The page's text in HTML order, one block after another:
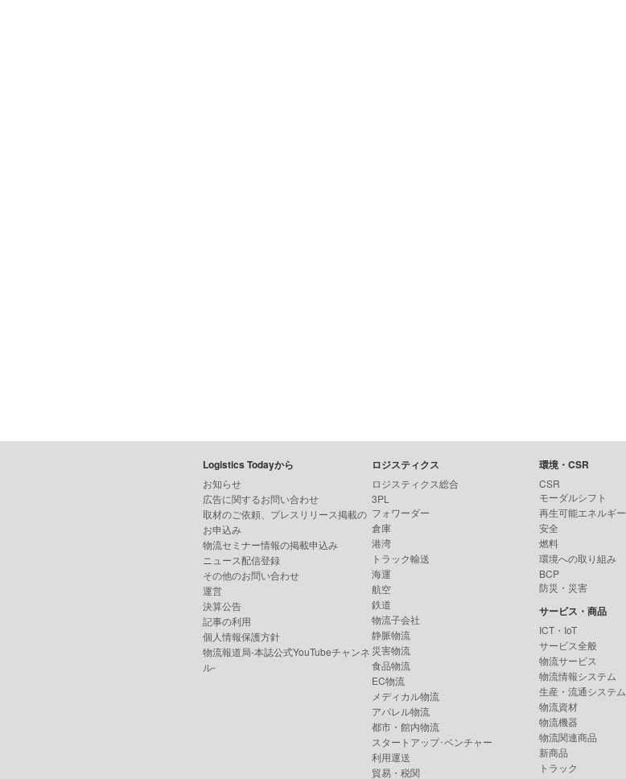
Logistics Todayから
お知らせ
広告に関するお問い合わせ
取材のご依頼、プレスリリース掲載の
お申込み
物流セミナー情報の掲載申込み
ニュース配信登録
その他のお問い合わせ
運営
決算公告
記事の利用
個人情報保護方針
物流報道局-本誌公式YouTubeチャンネ
ル-
ロジスティクス
ロジスティクス総合
3PL
フォワーダー
倉庫
港湾
トラック輸送
海運
航空
鉄道
物流子会社
静脈物流
災害物流
食品物流
EC物流
メディカル物流
アパレル物流
都市・館内物流
スタートアップ･ベンチャー
利用運送
貿易・税関
環境・CSR
CSR
モーダルシフト
再生可能エネルギー
安全
燃料
環境への取り組み
BCP
防災・災害
サービス・商品
ICT・IoT
サービス全般
物流サービス
物流情報システム
生産・流通システム
物流資材
物流機器
物流関連商品
新商品
トラック